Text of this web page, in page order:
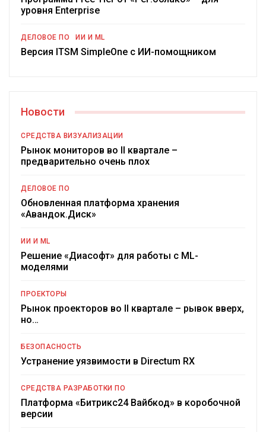
уровня Enterprise
ДЕЛОВОЕ ПО ИИ И ML
Версия ITSM SimpleOne с ИИ-помощником
Новости
СРЕДСТВА ВИЗУАЛИЗАЦИИ
Рынок мониторов во II квартале –
предварительно очень плох
ДЕЛОВОЕ ПО
Обновленная платформа хранения
«Авандок.Диск»
ИИ И ML
Решение «Диасофт» для работы с ML-
моделями
ПРОЕКТОРЫ
Рынок проекторов во II квартале – рывок вверх,
но…
БЕЗОПАСНОСТЬ
Устранение уязвимости в Directum RX
СРЕДСТВА РАЗРАБОТКИ ПО
Платформа «Битрикс24 Вайбкод» в коробочной
версии